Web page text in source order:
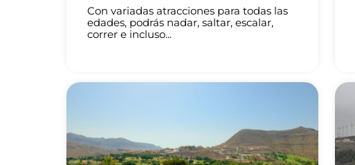
Con variadas atracciones para todas las
edades, podrás nadar, saltar, escalar,
correr e incluso...